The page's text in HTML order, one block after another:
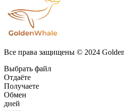
Все права защищены © 2024
Выбрать файл
Отдаёте
Получаете
Обмен
дней